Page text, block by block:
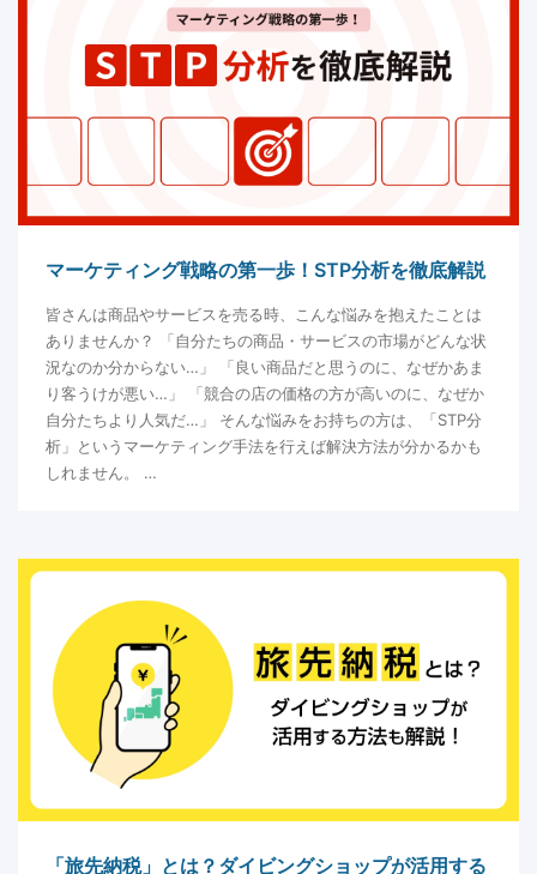
マーケティング戦略の第一歩！STP分析を徹底解説
皆さんは商品やサービスを売る時、こんな悩みを抱えたことは
ありませんか？ 「自分たちの商品・サービスの市場がどんな状
況なのか分からない…」 「良い商品だと思うのに、なぜかあま
り客うけが悪い…」 「競合の店の価格の方が高いのに、なぜか
自分たちより人気だ…」 そんな悩みをお持ちの方は、「STP分
析」というマーケティング手法を行えば解決方法が分かるかも
しれません。 …
「旅先納税」とは？ダイビングショップが活用する